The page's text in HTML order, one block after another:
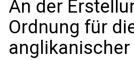
An der
Ordnung für